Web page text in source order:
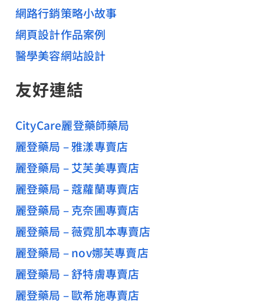
網路行銷策略小故事
網頁設計作品案例
醫學美容網站設計
友好連結
CityCare麗登藥師藥局
麗登藥局 – 雅漾專賣店
麗登藥局 – 艾芙美專賣店
麗登藥局 – 蔻蘿蘭專賣店
麗登藥局 – 克奈圃專賣店
麗登藥局 – 薇霓肌本專賣店
麗登藥局 – nov娜芙專賣店
麗登藥局 – 舒特膚專賣店
麗登藥局 – 歐希施專賣店